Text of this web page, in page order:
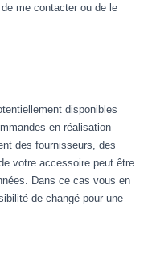
me contacter ou de le
disponibles
en réalisation
des fournisseurs, des
votre accessoire peut être
Dans ce cas vous en
de changé pour une